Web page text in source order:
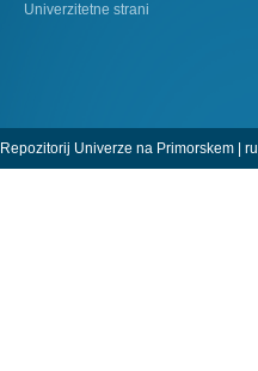
Univerzitetne strani
Repozitorij Univerze na Primorskem |